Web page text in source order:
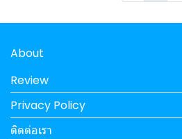
About
Review
Privacy Policy
ติดต่อเรา